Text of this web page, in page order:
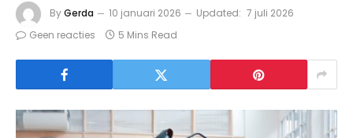
ByGerda 10 januari 2026 Updated: 7 juli 2026
Geen reacties
5 Mins Read